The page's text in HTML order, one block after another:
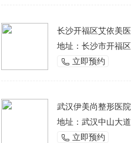
 立即预约
武汉伊美尚整形医院
 立即预约